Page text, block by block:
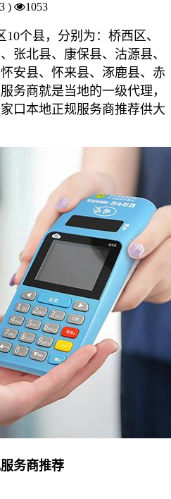
) 1053
个县，分别为：桥西区、
张北县、康保县、沽源县、
安县、怀来县、涿鹿县、赤
务商就是当地的一级代理，
口本地正规服务商推荐供大
务商推荐